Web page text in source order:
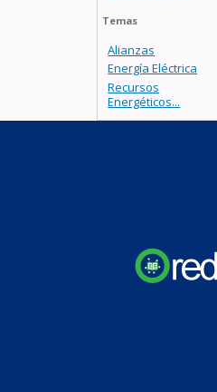
Temas
Alianzas
Energía Eléctrica
Recursos
Energéticos...